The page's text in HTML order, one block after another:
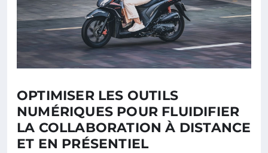
OPTIMISER LES OUTILS
NUMÉRIQUES POUR FLUIDIFIER
LA COLLABORATION À DISTANCE
ET EN PRÉSENTIEL